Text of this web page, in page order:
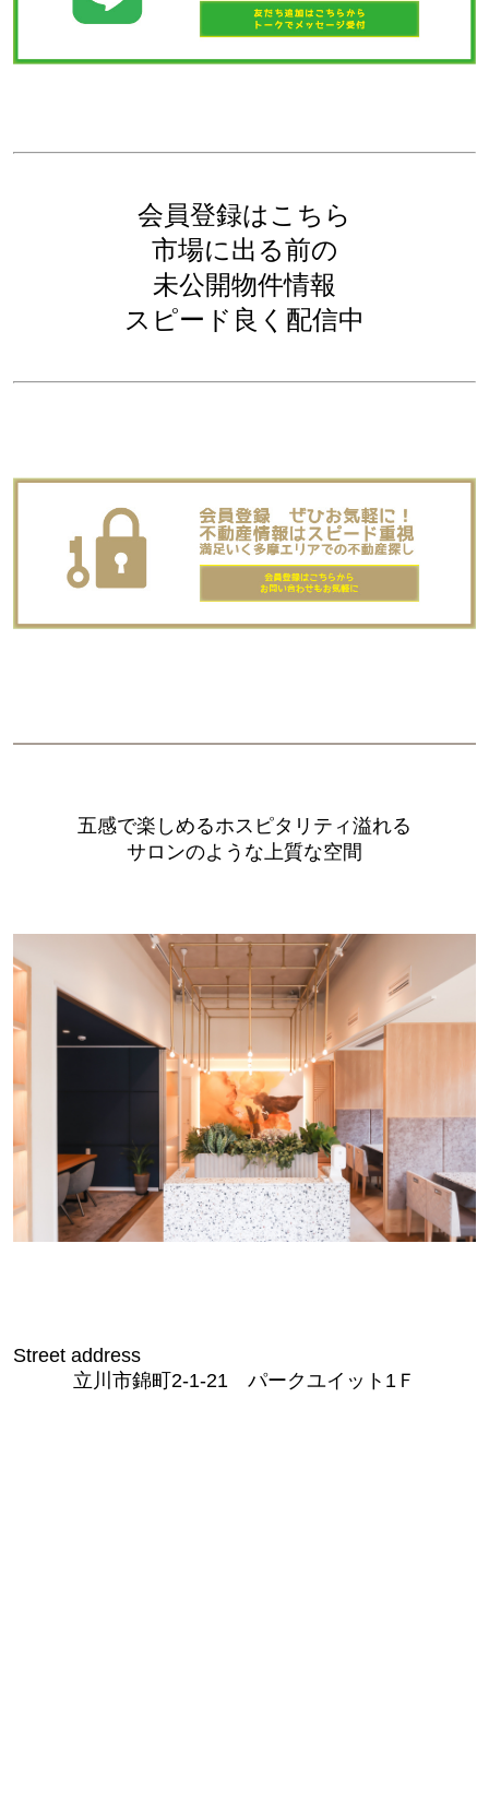
会員登録はこちら
市場に出る前の
未公開物件情報
スピード良く配信中
五感で楽しめるホスピタリティ溢れる
サロンのような上質な空間
Street address
立川市錦町2-1-21 パークユイット1Ｆ